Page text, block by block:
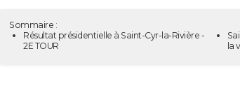
Sommaire :
Résultat présidentielle à Saint-Cyr-la-Rivière -
2E TOUR
la